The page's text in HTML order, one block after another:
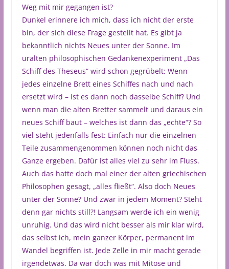
Weg mit mir gegangen ist?
Dunkel erinnere ich mich, dass ich nicht der erste
bin, der sich diese Frage gestellt hat. Es gibt ja
bekanntlich nichts Neues unter der Sonne. Im
uralten philosophischen Gedankenexperiment „Das
Schiff des Theseus“ wird schon gegrübelt: Wenn
jedes einzelne Brett eines Schiffes nach und nach
ersetzt wird – ist es dann noch dasselbe Schiff? Und
wenn man die alten Bretter sammelt und daraus ein
neues Schiff baut – welches ist dann das „echte“? So
viel steht jedenfalls fest: Einfach nur die einzelnen
Teile zusammengenommen können noch nicht das
Ganze ergeben. Dafür ist alles viel zu sehr im Fluss.
Auch das hatte doch mal einer der alten griechischen
Philosophen gesagt, „alles fließt“. Also doch Neues
unter der Sonne? Und zwar in jedem Moment? Steht
denn gar nichts still?! Langsam werde ich ein wenig
unruhig. Und das wird nicht besser als mir klar wird,
das selbst ich, mein ganzer Körper, permanent im
Wandel begriffen ist. Jede Zelle in mir macht gerade
irgendetwas. Da war doch was mit Mitose und